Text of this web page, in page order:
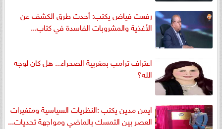
رفعت فياض يكتب: أحدث طرق الكشف عن
الأغذية والمشروبات الفاسدة في كتاب...
اعتراف ترامب بمغربية الصحراء... هل كان لوجه
الله؟
ايمن مدين يكتب :النظريات السياسية ومتغيرات
العصر بين التمسك بالماضي ومواجهة تحديات...